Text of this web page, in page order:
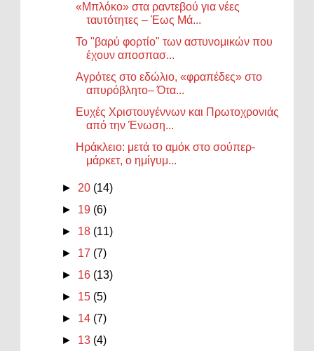
«Μπλόκο» στα ραντεβού για νέες
ταυτότητες – Έως Μά...
Το "βαρύ φορτίο" των αστυνομικών που
έχουν αποσπασ...
Αγρότες στο εδώλιο, «φραπέδες» στο
απυρόβλητο– Ότα...
Ευχές Χριστουγέννων και Πρωτοχρονιάς
από την Ένωση...
Ηράκλειο: μετά το αμόκ στο σούπερ-
μάρκετ, ο ημίγυμ...
►20 (14)
► 19 (6)
► 18 (11)
► 17 (7)
► 16 (13)
► 15 (5)
► 14 (7)
► 13 (4)